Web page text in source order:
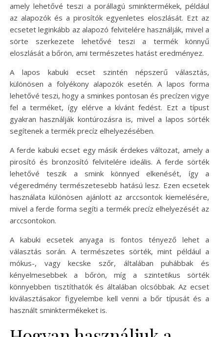
amely lehetővé teszi a porállagú sminktermékek, például
az alapozók és a pirosítók egyenletes eloszlását. Ezt az
ecsetet leginkább az alapozó felvitelére használják, mivel a
sörte szerkezete lehetővé teszi a termék könnyű
eloszlását a bőrön, ami természetes hatást eredményez.
A lapos kabuki ecset szintén népszerű választás,
különösen a folyékony alapozók esetén. A lapos forma
lehetővé teszi, hogy a sminkes pontosan és precízen vigye
fel a terméket, így elérve a kívánt fedést. Ezt a típust
gyakran használják kontúrozásra is, mivel a lapos sörték
segítenek a termék precíz elhelyezésében.
A ferde kabuki ecset egy másik érdekes változat, amely a
pirosító és bronzosító felvitelére ideális. A ferde sörték
lehetővé teszik a smink könnyed elkenését, így a
végeredmény természetesebb hatású lesz. Ezen ecsetek
használata különösen ajánlott az arccsontok kiemelésére,
mivel a ferde forma segíti a termék precíz elhelyezését az
arccsontokon.
A kabuki ecsetek anyaga is fontos tényező lehet a
választás során. A természetes sörték, mint például a
mókus-, vagy kecske szőr, általában puhábbak és
kényelmesebbek a bőrön, míg a szintetikus sörték
könnyebben tisztíthatók és általában olcsóbbak. Az ecset
kiválasztásakor figyelembe kell venni a bőr típusát és a
használt sminktermékeket is.